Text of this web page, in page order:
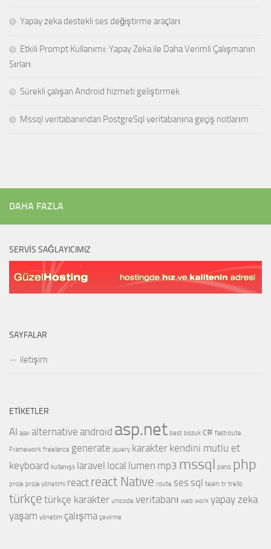
Yapay zeka destekli ses değiştirme araçları
Etkili Prompt Kullanımı: Yapay Zeka ile Daha Verimli Çalışmanın
Sırları
Sürekli çalışan Android hizmeti geliştirmek
Mssql veritabanından PostgreSql veritabanına geçiş notlarım
DAHA FAZLA
SERVIS SAĞLAYICIMIZ
SAYFALAR
iletişim
ETIKETLER
AI ajax alternative android asp.net best bozuk c# fastroute
Framework freelance generate jquery karakter kendini mutlu et
keyboard kullanışlı laravel local lumen mp3 mssql pano php
proje proje yönetimi react react Native route ses sql team tr trello
türkçe türkçe karakter unicode veritabanı web work yapay zeka
yaşam yönetim çalışma çevirme